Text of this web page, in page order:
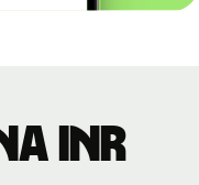
INR